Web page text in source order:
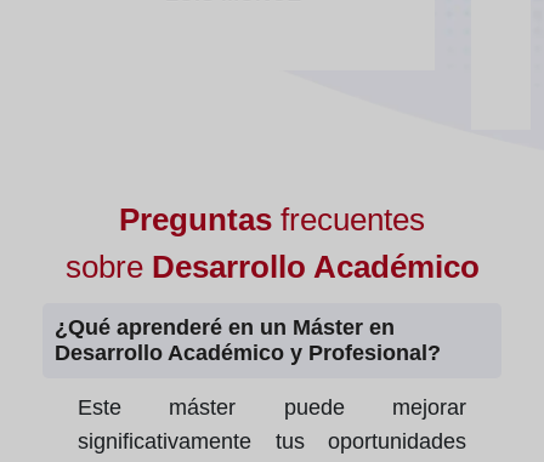
Preguntas frecuentes
sobre Desarrollo Académico
¿Qué aprenderé en un Máster en
Desarrollo Académico y Profesional?
Este máster puede mejorar
significativamente tus oportunidades